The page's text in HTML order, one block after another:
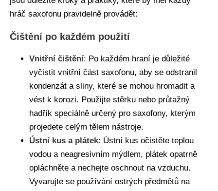
hráč saxofonu pravidelně provádět:
Čištění po každém použití
Vnitřní čištění: Po každém hraní je důležité
vyčistit vnitřní část saxofonu, aby se odstranil
kondenzát a sliny, které se mohou hromadit a
vést k korozi. Použijte stěrku nebo průtažný
hadřík speciálně určený pro saxofony, kterým
projedete celým tělem nástroje.
Ústní kus a plátek: Ústní kus očistěte teplou
vodou a neagresivním mýdlem, plátek opatrně
opláchněte a nechejte oschnout na vzduchu.
Vyvarujte se používání ostrých předmětů na